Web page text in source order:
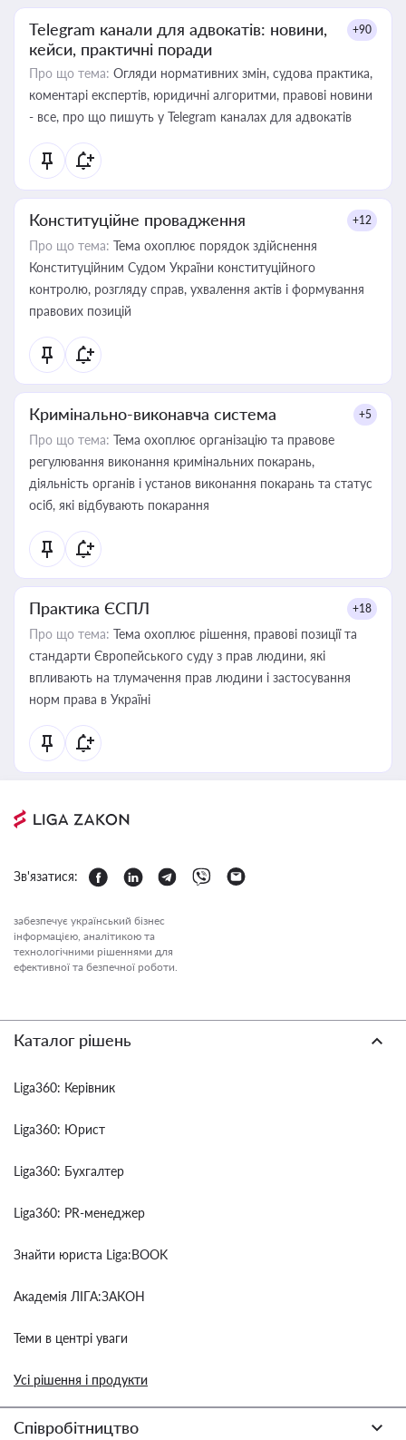
Telegram канали для адвокатів: новини,
кейси, практичні поради
+90
Про що тема: Огляди нормативних змін, судова практика,
коментарі експертів, юридичні алгоритми, правові новини
- все, про що пишуть у Telegram каналах для адвокатів
Конституційне провадження +12
Про що тема: Тема охоплює порядок здійснення
Конституційним Судом України конституційного
контролю, розгляду справ, ухвалення актів і формування
правових позицій
Кримінально-виконавча система +5
Про що тема: Тема охоплює організацію та правове
регулювання виконання кримінальних покарань,
діяльність органів і установ виконання покарань та статус
осіб, які відбувають покарання
Практика ЄСПЛ +18
Про що тема: Тема охоплює рішення, правові позиції та
стандарти Європейського суду з прав людини, які
впливають на тлумачення прав людини і застосування
норм права в Україні
Зв'язатися:
забезпечує український бізнес
інформацією, аналітикою та
технологічними рішеннями для
ефективної та безпечної роботи.
Каталог рішень
Liga360: Керівник
Liga360: Юрист
Liga360: Бухгалтер
Liga360: PR-менеджер
Знайти юриста Liga:BOOK
Академія ЛІГА:ЗАКОН
Теми в центрі уваги
Усі рішення і продукти
Співробітництво